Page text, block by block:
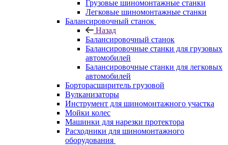
Грузовые шиномонтажные станки
Легковые шиномонтажные станки
Балансировочный станок
Назад
Балансировочный станок
Балансировочные станки для грузовых
автомобилей
Балансировочные станки для легковых
автомобилей
Борторасширитель грузовой
Вулканизаторы
Инструмент для шиномонтажного участка
Мойки колес
Машинки для нарезки протектора
Расходники для шиномонтажного
оборудования